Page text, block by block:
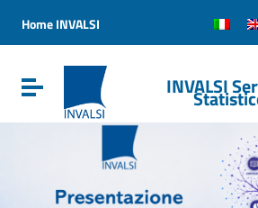
Vai al menu di navigazione
Vai al footer
Home INVALSI
Attiva / disattiva la navigazione
INVALSI